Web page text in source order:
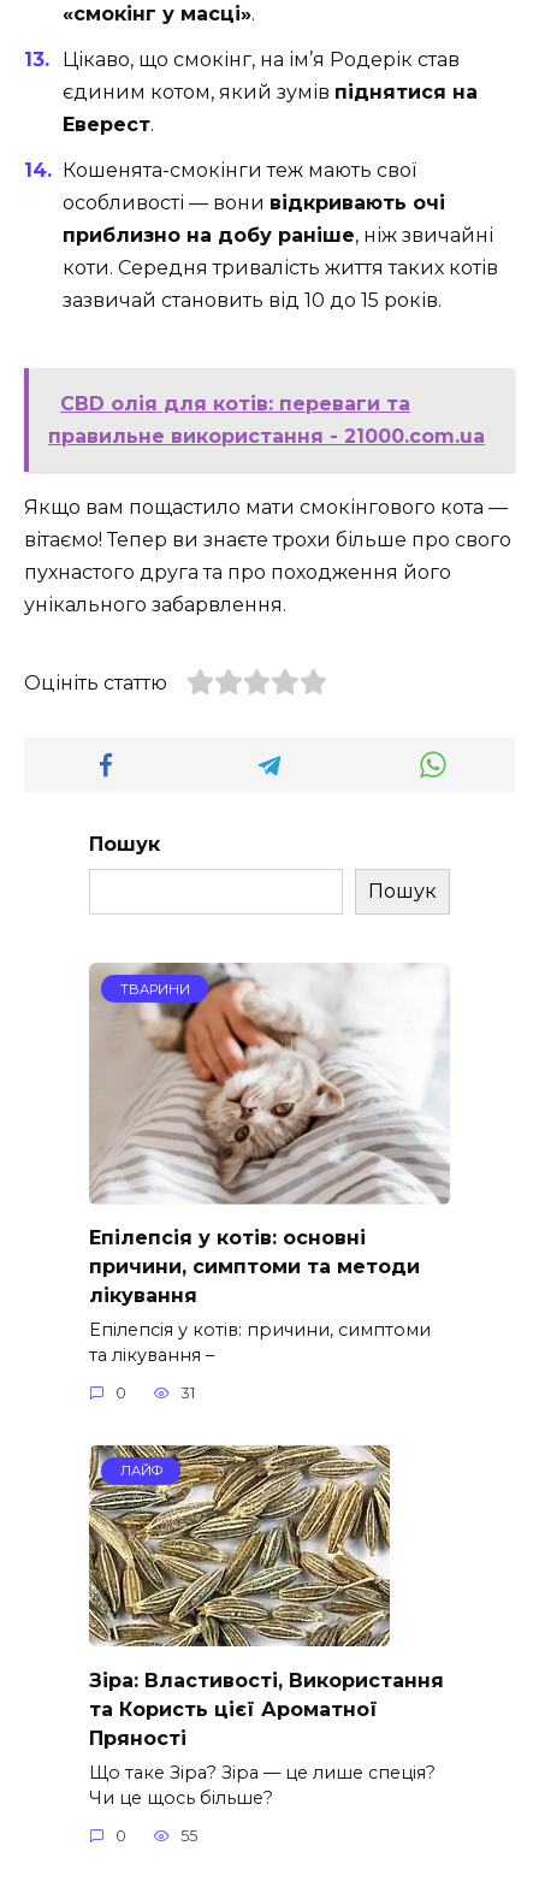
«смокінг у масці».
Цікаво, що смокінг, на ім’я Родерік став
єдиним котом, який зумів піднятися на
Еверест.
Кошенята-смокінги теж мають свої
особливості — вони відкривають очі
приблизно на добу раніше, ніж звичайні
коти. Середня тривалість життя таких котів
зазвичай становить від 10 до 15 років.
CBD олія для котів: переваги та
правильне використання - 21000.com.ua
Якщо вам пощастило мати смокінгового кота —
вітаємо! Тепер ви знаєте трохи більше про свого
пухнастого друга та про походження його
унікального забарвлення.
Оцініть статтю
Пошук
Пошук
ТВАРИНИ
Епілепсія у котів: основні
причини, симптоми та методи
лікування
Епілепсія у котів: причини, симптоми
та лікування –
0 31
ЛАЙФ
Зіра: Властивості, Використання
та Користь цієї Ароматної
Пряності
Що таке Зіра? Зіра — це лише спеція?
Чи це щось більше?
0 55